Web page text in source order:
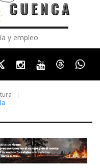
y empleo
TwitterInstagram
YoutubeThreads